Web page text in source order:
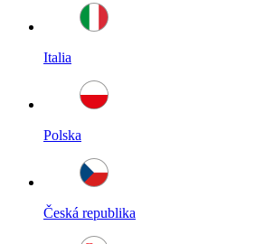
Italia
Polska
Česká republika